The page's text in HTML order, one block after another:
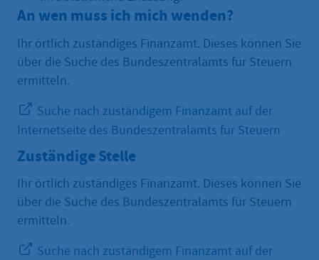
An wen muss ich mich wenden?
Ihr örtlich zuständiges Finanzamt. Dieses können Sie
über die Suche des Bundeszentralamts für Steuern
ermitteln.
Suche nach zuständigem Finanzamt auf der
Internetseite des Bundeszentralamts für Steuern
Zuständige Stelle
Ihr örtlich zuständiges Finanzamt. Dieses können Sie
über die Suche des Bundeszentralamts für Steuern
ermitteln.
Suche nach zuständigem Finanzamt auf der